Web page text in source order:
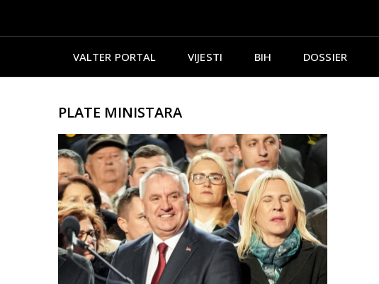
VALTER PORTAL VIJESTI BIH DOSSIER
PLATE MINISTARA